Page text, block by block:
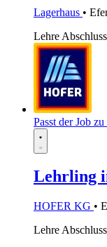
Lagerhaus •
Lehre
Passt der Job
Lehrling
HOFER KG •
Lehre